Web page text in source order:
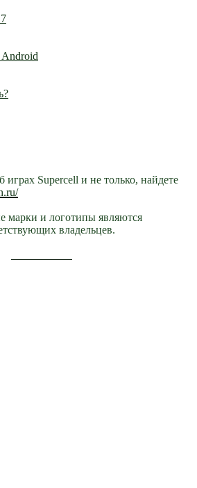
Android
Supercell и не только, найдете
марки и логотипы являются
владельцев.